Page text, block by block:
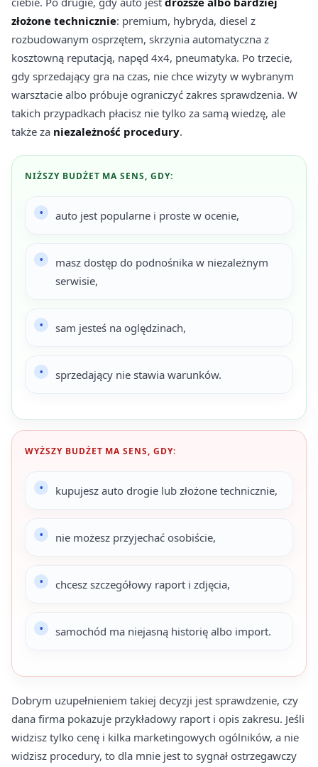
złożone technicznie: premium, hybryda, diesel z
rozbudowanym osprzętem, skrzynia automatyczna z
kosztowną reputacją, napęd 4x4, pneumatyka. Po trzecie,
gdy sprzedający gra na czas, nie chce wizyty w wybranym
warsztacie albo próbuje ograniczyć zakres sprawdzenia. W
takich przypadkach płacisz nie tylko za samą wiedzę, ale
także za niezależność procedury.
NIŻSZY BUDŻET MA SENS, GDY:
auto jest popularne i proste w ocenie,
masz dostęp do podnośnika w niezależnym
serwisie,
sam jesteś na oględzinach,
sprzedający nie stawia warunków.
WYŻSZY BUDŻET MA SENS, GDY:
kupujesz auto drogie lub złożone technicznie,
nie możesz przyjechać osobiście,
chcesz szczegółowy raport i zdjęcia,
samochód ma niejasną historię albo import.
Dobrym uzupełnieniem takiej decyzji jest sprawdzenie, czy
dana firma pokazuje przykładowy raport i opis zakresu. Jeśli
widzisz tylko cenę i kilka marketingowych ogólników, a nie
widzisz procedury, to dla mnie jest to sygnał ostrzegawczy